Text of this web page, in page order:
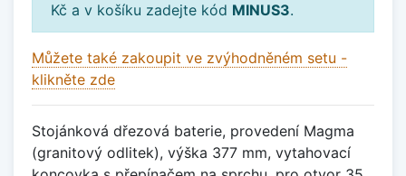
Kč a v košíku zadejte kód MINUS3.
Můžete také zakoupit ve zvýhodněném setu -
klikněte zde
Stojánková dřezová baterie, provedení Magma
(granitový odlitek), výška 377 mm, vytahovací